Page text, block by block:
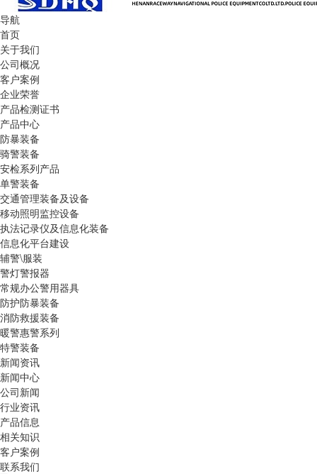
导航
首页
关于我们
公司概况
客户案例
企业荣誉
产品检测证书
产品中心
防暴装备
骑警装备
安检系列产品
单警装备
交通管理装备及设备
移动照明监控设备
执法记录仪及信息化装备
信息化平台建设
辅警\服装
警灯警报器
常规办公警用器具
防护防暴装备
消防救援装备
暖警惠警系列
特警装备
新闻资讯
新闻中心
公司新闻
行业资讯
产品信息
相关知识
客户案例
联系我们